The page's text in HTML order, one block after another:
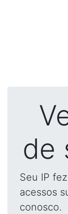
de
Seu IP
acessos
conosco.